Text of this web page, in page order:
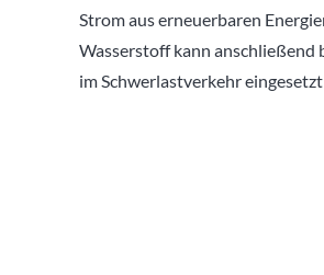
Strom aus erneuerbaren
Wasserstoff kann
im Schwerlastverkehr